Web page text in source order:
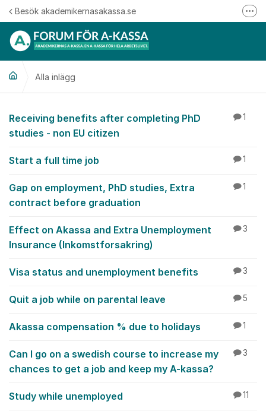
Hoppa till innehåll
Besök akademikernasakassa.se
Alla inlägg
Alla inlägg
Receiving benefits after completing PhD
studies - non EU citizen
1
Start a full time job 1
Gap on employment, PhD studies, Extra
contract before graduation
1
Effect on Akassa and Extra Unemployment
Insurance (Inkomstforsakring)
3
Visa status and unemployment benefits 3
Quit a job while on parental leave 5
Akassa compensation % due to holidays 1
Can I go on a swedish course to increase my
chances to get a job and keep my A-kassa?
3
Study while unemployed 11